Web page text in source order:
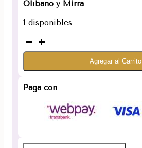
Olíbano y Mirra
1 disponibles
Sahumerio
Limpieza
Ritual
Sagrada
Agregar al Carrito
Paga con